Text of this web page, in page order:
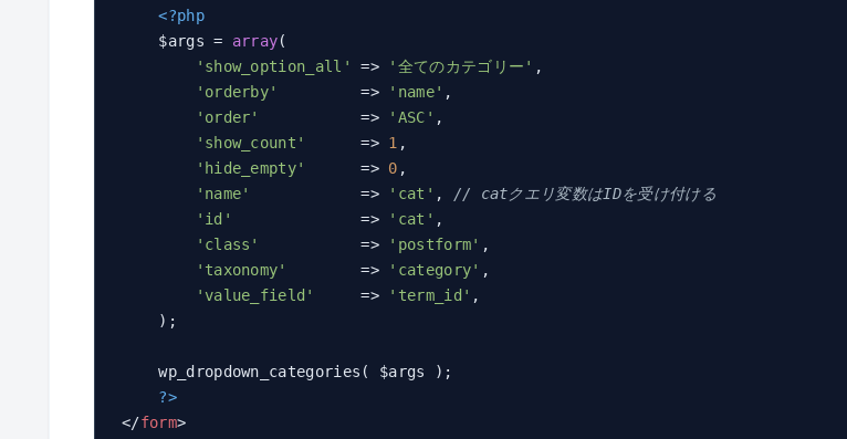
<?php
    $args =
array(
'show_option_all'
=> '全てのカテゴリー' ,
'orderby'
         =>
'name' ,
'order'
           =>
'ASC' ,
'show_count'
      =>
1 ,
'hide_empty'
      =>
0 ,
'name'
            =>
'cat' , // catクエリ変数はIDを受け付ける
'id'
              =>
'cat' ,
'class'
           =>
'postform' ,
'taxonomy'
        =>
'category' ,
'value_field'
     =>
'term_id' ,
    );
    wp_dropdown_categories( $args );
?>
</form>